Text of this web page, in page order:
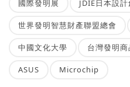
國際發明展 JDIE日本設
世界發明智慧財產聯盟總會
中國文化大學 台灣發明
ASUS Microchip